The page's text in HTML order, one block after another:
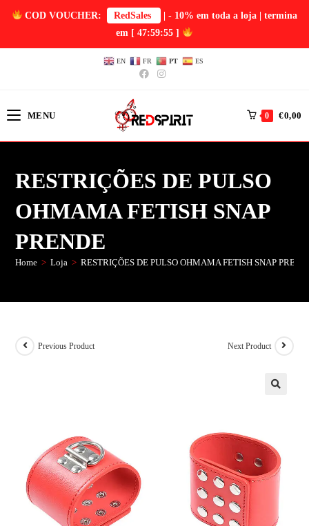
COD VOUCHER: RedSales
| - 10% em toda a loja | termina
em [ 47:59:54 ]
EN FR PT ES
MENU 0 €0,00
RESTRIÇÕES DE PULSO
OHMAMA FETISH SNAP
PRENDE
Home > Loja > RESTRIÇÕES DE PULSO OHMAMA FETISH SNAP
Previous Product Next Product